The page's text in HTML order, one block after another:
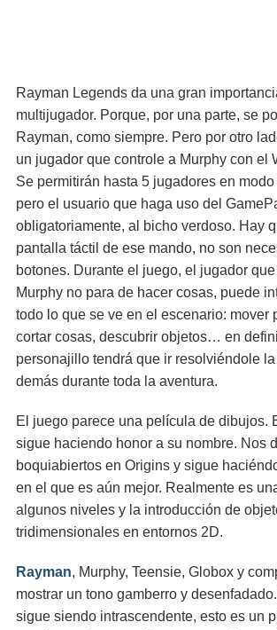
Rayman Legends da una gran
multijugador. Porque, por una parte, se
Rayman, como siempre. Pero por otro
un jugador que controle a Murphy con el
Se permitirán hasta 5 jugadores en
pero el usuario que haga uso del
obligatoriamente, al bicho verdoso. Hay
pantalla táctil de ese mando, no son
botones. Durante el juego, el jugador
Murphy no para de hacer cosas, puede
todo lo que se ve en el escenario: mover
cortar cosas, descubrir objetos… en
personajillo tendrá que ir resolviéndole
demás durante toda la aventura.
El juego parece una película de dibujos.
sigue haciendo honor a su nombre. Nos
boquiabiertos en Origins y sigue
en el que es aún mejor. Realmente es
algunos niveles y la introducción de
tridimensionales en entornos 2D.
Rayman, Murphy, Teensie, Globox y
mostrar un tono gamberro y
sigue siendo intrascendente, esto es un